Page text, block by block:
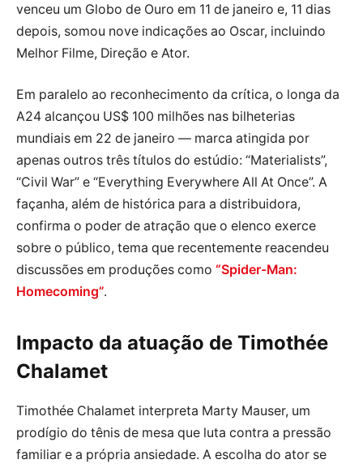
venceu um Globo de Ouro em 11 de janeiro e, 11 dias
depois, somou nove indicações ao Oscar, incluindo
Melhor Filme, Direção e Ator.
Em paralelo ao reconhecimento da crítica, o longa da
A24 alcançou US$ 100 milhões nas bilheterias
mundiais em 22 de janeiro — marca atingida por
apenas outros três títulos do estúdio: “Materialists”,
“Civil War” e “Everything Everywhere All At Once”. A
façanha, além de histórica para a distribuidora,
confirma o poder de atração que o elenco exerce
sobre o público, tema que recentemente reacendeu
discussões em produções como “Spider-Man:
Homecoming”.
Impacto da atuação de Timothée
Chalamet
Timothée Chalamet interpreta Marty Mauser, um
prodígio do tênis de mesa que luta contra a pressão
familiar e a própria ansiedade. A escolha do ator se